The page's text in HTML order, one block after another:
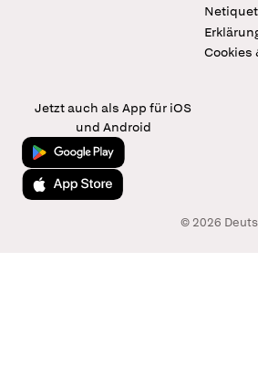
Cookies
Jetzt auch als App für iOS
und Android
Jetzt bei Google Play
Laden im App Store
© 2026